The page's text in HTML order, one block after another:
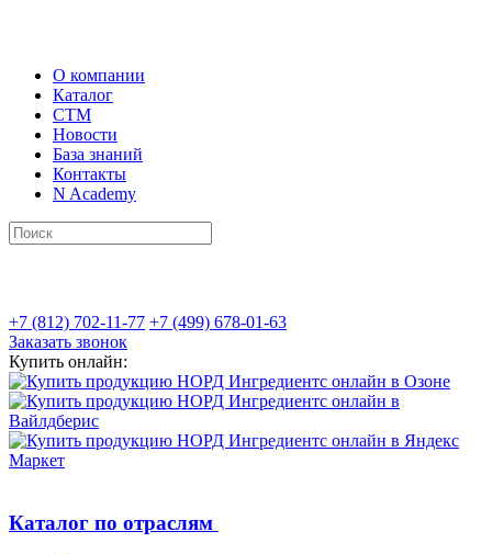
О компании
Каталог
СТМ
Новости
База знаний
Контакты
N Academy
+7 (812) 702-11-77 +7 (499) 678-01-63
Заказать звонок
Купить онлайн:
Каталог по отраслям